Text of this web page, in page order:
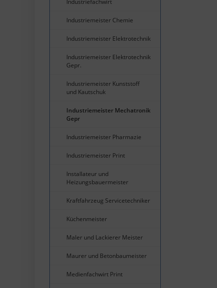
Industriefachwirt
Industriemeister Chemie
Industriemeister Elektrotechnik
Industriemeister Elektrotechnik
Gepr.
Industriemeister Kunststoff
und Kautschuk
Industriemeister Mechatronik
Gepr
Industriemeister Pharmazie
Industriemeister Print
Installateur und
Heizungsbauermeister
Kraftfahrzeug Servicetechniker
Küchenmeister
Maler und Lackierer Meister
Maurer und Betonbaumeister
Medienfachwirt Print